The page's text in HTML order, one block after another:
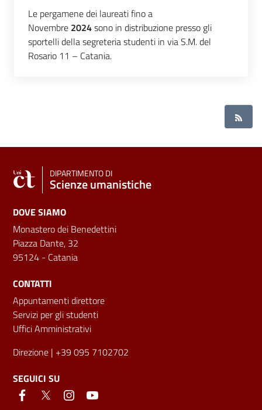
Le pergamene dei laureati fino a
Novembre 2024sono in distribuzione presso gli
sportelli della segreteria studenti in via S.M. del
Rosario 11 – Catania.
DIPARTIMENTO DI
Scienze umanistiche
DOVE SIAMO
Monastero dei Benedettini
Piazza Dante, 32
95124 - Catania
CONTATTI
Appuntamenti direttore
Servizi per gli studenti
Uffici Amministrativi
Direzione | +39 095 7102702
SEGUICI SU